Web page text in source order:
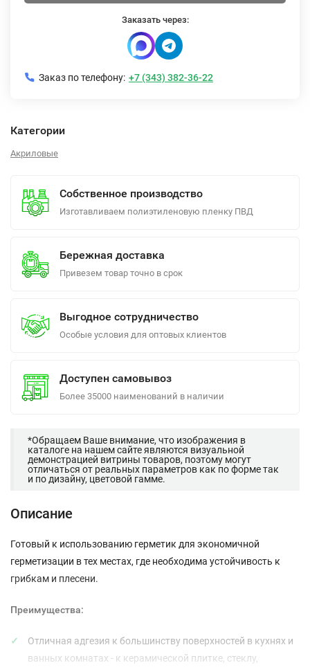
Заказать через:
Заказ по телефону: +7 (343) 382-36-22
Категории
Акриловые
Собственное производство
Изготавливаем полиэтиленовую пленку ПВД
Бережная доставка
Привезем товар точно в срок
Выгодное сотрудничество
Особые условия для оптовых клиентов
Доступен самовывоз
Более 35000 наименований в наличии
*Обращаем Ваше внимание, что изображения в
каталоге на нашем сайте являются визуальной
демонстрацией витрины товаров, поэтому могут
отличаться от реальных параметров как по форме так
и по дизайну, цветовой гамме.
Описание
Готовый к использованию герметик для экономичной
герметизации в тех местах, где необходима устойчивость к
грибкам и плесени.
Преимущества:
Отличная адгезия к большинству поверхностей в кухнях и
ванных комнатах - к керамической плитке, стеклу,